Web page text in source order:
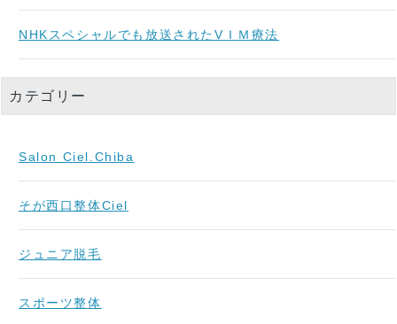
NHKスペシャルでも放送されたVＩＭ療法
カテゴリー
Salon Ciel.Chiba
そが西口整体Ciel
ジュニア脱毛
スポーツ整体